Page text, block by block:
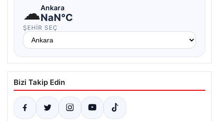
☁Ankara
NaN°C
ŞEHIR SEÇ
Bizi Takip Edin